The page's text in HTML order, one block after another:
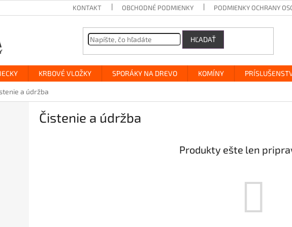
KONTAKT OBCHODNÉ PODMIENKY PODMIENKY OCHRANY
HĽADAŤ
KRBOVÉ VLOŽKY SPORÁKY NA DREVO KOMÍNY
a údržba
Čistenie a údržba
Produkty ešte len